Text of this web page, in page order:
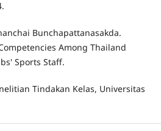
Bunchapattanasakda.
Among Thailand
Sports Staff.
Tindakan Kelas, Universitas